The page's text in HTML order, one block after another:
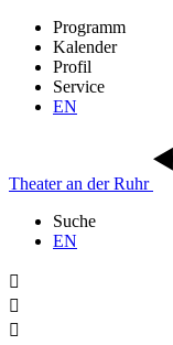
Programm
Kalender
Profil
Service
EN
Theateran derRuhr
Suche
EN


